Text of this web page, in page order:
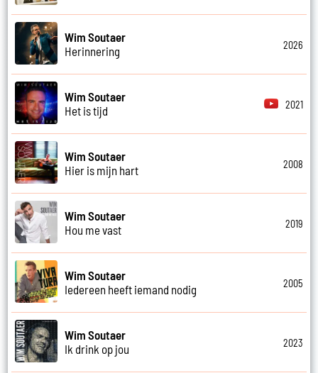
Wim Soutaer
Herinnering
2026
Wim Soutaer
Het is tijd
2021
Wim Soutaer
Hier is mijn hart
2008
Wim Soutaer
Hou me vast
2019
Wim Soutaer
Iedereen heeft iemand nodig
2005
Wim Soutaer
Ik drink op jou
2023